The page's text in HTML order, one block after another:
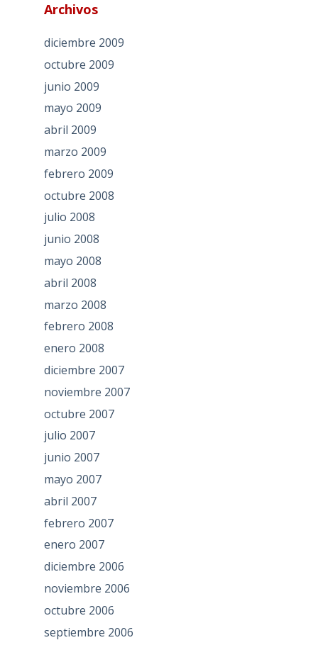
Archivos
diciembre 2009
octubre 2009
junio 2009
mayo 2009
abril 2009
marzo 2009
febrero 2009
octubre 2008
julio 2008
junio 2008
mayo 2008
abril 2008
marzo 2008
febrero 2008
enero 2008
diciembre 2007
noviembre 2007
octubre 2007
julio 2007
junio 2007
mayo 2007
abril 2007
febrero 2007
enero 2007
diciembre 2006
noviembre 2006
octubre 2006
septiembre 2006